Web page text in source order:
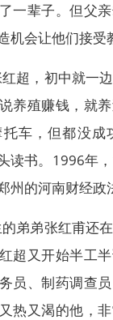
一辈子。但父
机会让他们接受
超，初中就一
养殖赚钱，就
车，但都没成
读书。1996年
州的河南财经政
弟弟张红甫还
超又开始半工
员、制药调查
热又渴的他，